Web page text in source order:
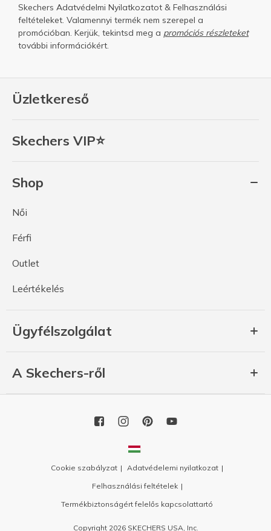
Üzletkereső
Skechers VIP⭐
Shop
Női
Férfi
Outlet
Leértékelés
Ügyfélszolgálat
A Skechers-ről
Skechers Adatvédelmi Nyilatkozatot & Felhasználási
feltételeket. Valamennyi termék nem szerepel a
promócióban. Kerjük, tekintsd meg a promóciós részleteket
további információkért.
Cookie szabályzat
Adatvédelemi nyilatkozat
Felhasználási feltételek
Termékbiztonságért felelős kapcsolattartó
Copyright 2026 SKECHERS USA, Inc.